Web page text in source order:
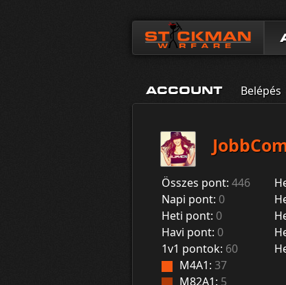
ACCOUNT Belépés
Összes pont: 446
Napi pont: 0
Heti pont: 0
Havi pont: 0
1v1 pontok: 60
M4A1: 37
M82A1: 5